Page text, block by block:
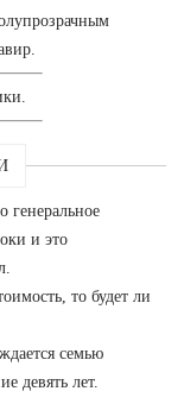
генеральное
и это
то будет ли
семью
девять лет.